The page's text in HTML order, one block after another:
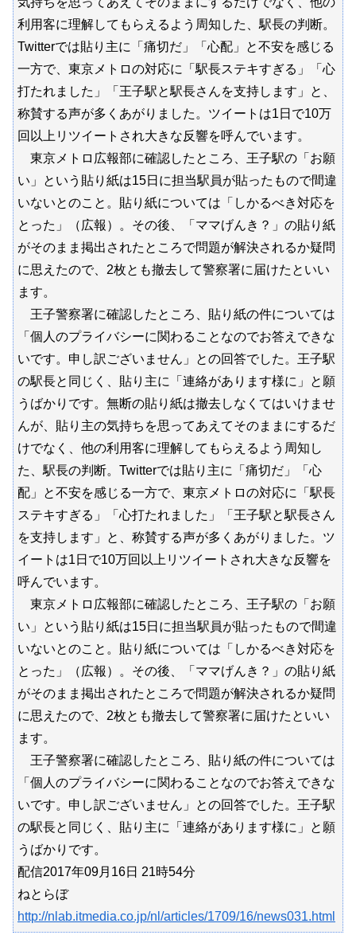
利用客に理解してもらえるよう周知した、駅長の判断。
Twitterでは貼り主に「痛切だ」「心配」と不安を感じる
一方で、東京メトロの対応に「駅長ステキすぎる」「心
打たれました」「王子駅と駅長さんを支持します」と、
称賛する声が多くあがりました。ツイートは1日で10万
回以上リツイートされ大きな反響を呼んでいます。
東京メトロ広報部に確認したところ、王子駅の「お願
い」という貼り紙は15日に担当駅員が貼ったもので間違
いないとのこと。貼り紙については「しかるべき対応を
とった」（広報）。その後、「ママげんき？」の貼り紙
がそのまま掲出されたところで問題が解決されるか疑問
に思えたので、2枚とも撤去して警察署に届けたといい
ます。
王子警察署に確認したところ、貼り紙の件については
「個人のプライバシーに関わることなのでお答えできな
いです。申し訳ございません」との回答でした。王子駅
の駅長と同じく、貼り主に「連絡があります様に」と願
うばかりです。無断の貼り紙は撤去しなくてはいけませ
んが、貼り主の気持ちを思ってあえてそのままにするだ
けでなく、他の利用客に理解してもらえるよう周知し
た、駅長の判断。Twitterでは貼り主に「痛切だ」「心
配」と不安を感じる一方で、東京メトロの対応に「駅長
ステキすぎる」「心打たれました」「王子駅と駅長さん
を支持します」と、称賛する声が多くあがりました。ツ
イートは1日で10万回以上リツイートされ大きな反響を
呼んでいます。
東京メトロ広報部に確認したところ、王子駅の「お願
い」という貼り紙は15日に担当駅員が貼ったもので間違
いないとのこと。貼り紙については「しかるべき対応を
とった」（広報）。その後、「ママげんき？」の貼り紙
がそのまま掲出されたところで問題が解決されるか疑問
に思えたので、2枚とも撤去して警察署に届けたといい
ます。
王子警察署に確認したところ、貼り紙の件については
「個人のプライバシーに関わることなのでお答えできな
いです。申し訳ございません」との回答でした。王子駅
の駅長と同じく、貼り主に「連絡があります様に」と願
うばかりです。
配信2017年09月16日 21時54分
ねとらぼ
http://nlab.itmedia.co.jp/nl/articles/1709/16/news031.html